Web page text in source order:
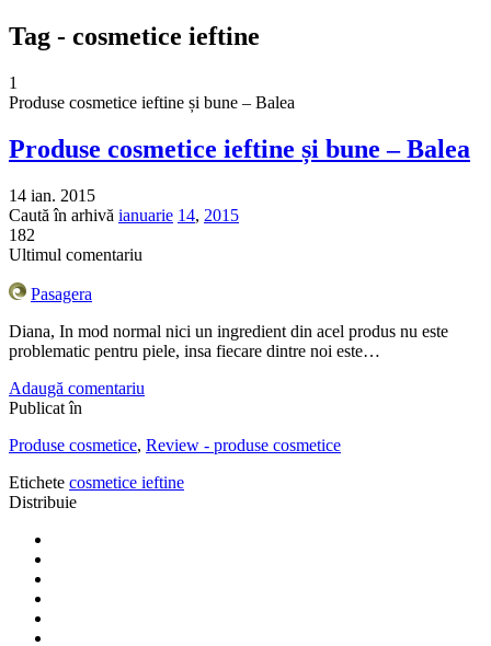
Tag - cosmetice ieftine
1
Produse cosmetice ieftine și bune – Balea
Produse cosmetice ieftine și bune – Balea
14 ian. 2015
Caută în arhivă ianuarie 14, 2015
182
Ultimul comentariu
Pasagera
Diana, In mod normal nici un ingredient din acel produs nu este
problematic pentru piele, insa fiecare dintre noi este…
Adaugă comentariu
Publicat în
Produse cosmetice, Review - produse cosmetice
Etichete cosmetice ieftine
Distribuie